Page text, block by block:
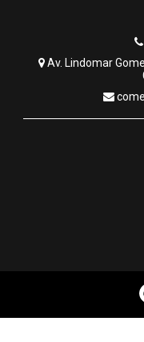
Av. Lindomar